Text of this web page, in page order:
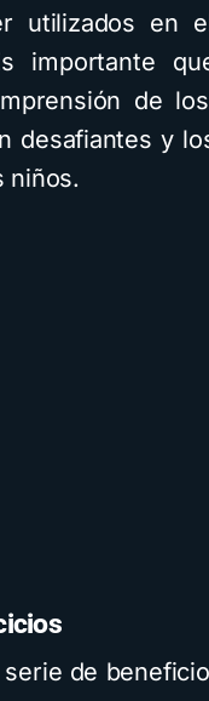
utilizados en
importante
de
desafiantes y
niños.
de